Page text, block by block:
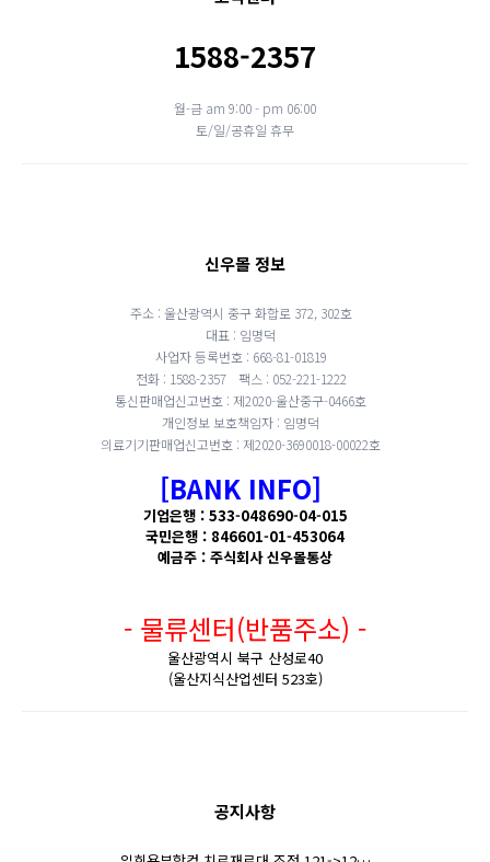
1588-2357
월-금 am 9:00 - pm 06:00
토/일/공휴일 휴무
신우몰 정보
주소 : 울산광역시 중구 화합로 372, 302호
대표 : 임명덕
사업자 등록번호 : 668-81-01819
전화 : 1588-2357
팩스 : 052-221-1222
통신판매업신고번호 : 제2020-울산중구-0466호
개인정보 보호책임자 : 임명덕
의료기기판매업신고번호 : 제2020-3690018-00022호
[BANK INFO]
기업은행 : 533-048690-04-015
국민은행 : 846601-01-453064
예금주 : 주식회사 신우몰통상
- 물류센터(반품주소) -
울산광역시 북구 산성로40
(울산지식산업센터 523호)
공지사항